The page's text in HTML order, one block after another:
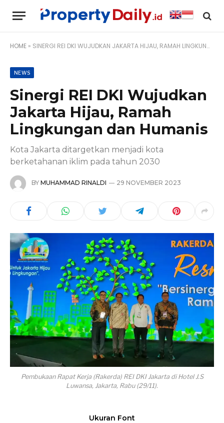
HOME » SINERGI REI DKI WUJUDKAN JAKARTA HIJAU, RAMAH LINGKUNGAN DAN HUMANIS
NEWS
Sinergi REI DKI Wujudkan
Jakarta Hijau, Ramah
Lingkungan dan Humanis
Kota Jakarta ditargetkan menjadi kota
berketahanan iklim pada tahun 2030
BY MUHAMMAD RINALDI 29 NOVEMBER 2023
Pembukaan Rapat Kerja (Rakerda) REI DKI Jakarta di Hotel J.S
Luwansa, Jakarta, Rabu (29/11).
Ukuran Font